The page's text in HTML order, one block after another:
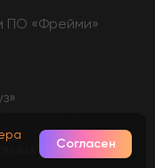
ПО «Фрейми»
данных
Согласен